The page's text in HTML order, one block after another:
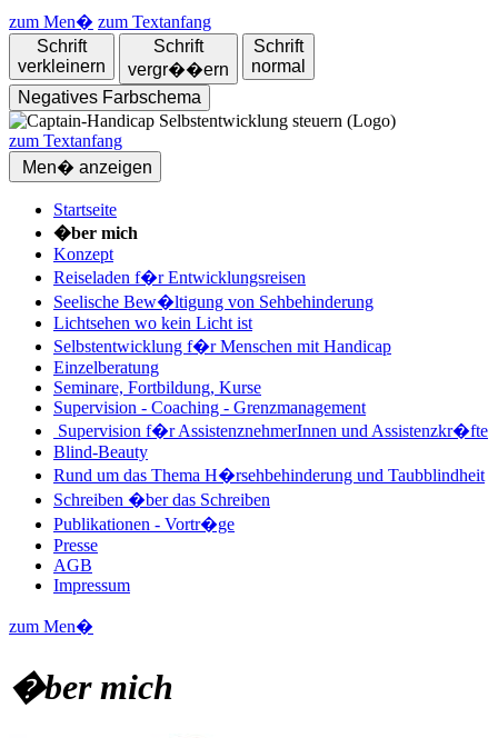
zum Men� zum Textanfang
Schrift
verkleinern
Schrift
vergr��ern
Schrift
normal
Negatives Farbschema
zum Textanfang
Men� anzeigen
Startseite
�ber mich
Konzept
Reiseladen f�r Entwicklungsreisen
Seelische Bew�ltigung von Sehbehinderung
Lichtsehen wo kein Licht ist
Selbstentwicklung f�r Menschen mit Handicap
Einzelberatung
Seminare, Fortbildung, Kurse
Supervision - Coaching - Grenzmanagement
Supervision f�r AssistenznehmerInnen und Assistenzkr�fte
Blind-Beauty
Rund um das Thema H�rsehbehinderung und Taubblindheit
Schreiben �ber das Schreiben
Publikationen - Vortr�ge
Presse
AGB
Impressum
zum Men�
�ber mich